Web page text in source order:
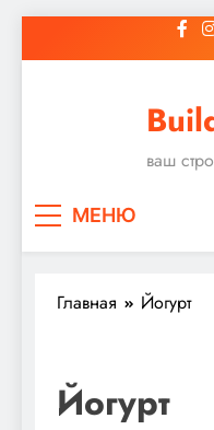
к
ваш
МЕНЮ
Главная Йогурт
Йогурт